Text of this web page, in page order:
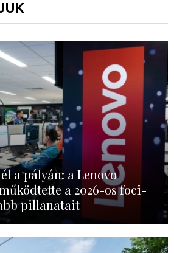
a pályán: a Lenovo
a 2026-os foci-
pillanatait